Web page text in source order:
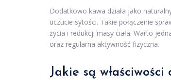
Dodatkowo kawa działa jako
uczucie sytości. Takie połączenie
życia i redukcji masy ciała. Warto
oraz regularna aktywność fizyczna.
Jakie są